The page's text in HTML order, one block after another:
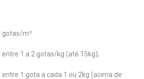
gotas/m²
1 a 2 gotas/kg (até 15kg);
1 gota a cada 1 ou 2kg (acima de